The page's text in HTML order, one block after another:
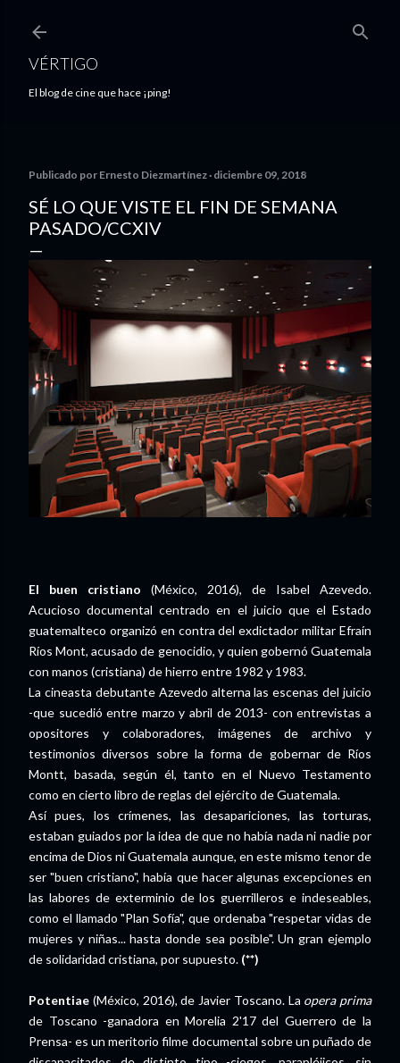
VÉRTIGO
El blog de cine que hace ¡ping!
Publicado por Ernesto Diezmartínez diciembre 09, 2018
SÉ LO QUE VISTE EL FIN DE SEMANA
PASADO/CCXIV
El buen cristiano (México, 2016), de Isabel Azevedo.
Acucioso documental centrado en el juicio que el Estado
guatemalteco organizó en contra del exdictador militar Efraín
Ríos Mont, acusado de genocidio, y quien gobernó Guatemala
con manos (cristiana) de hierro entre 1982 y 1983.
La cineasta debutante Azevedo alterna las escenas del juicio
-que sucedió entre marzo y abril de 2013- con entrevistas a
opositores y colaboradores, imágenes de archivo y
testimonios diversos sobre la forma de gobernar de Ríos
Montt, basada, según él, tanto en el Nuevo Testamento
como en cierto libro de reglas del ejército de Guatemala.
Así pues, los crímenes, las desapariciones, las torturas,
estaban guiados por la idea de que no había nada ni nadie por
encima de Dios ni Guatemala aunque, en este mismo tenor de
ser "buen cristiano", había que hacer algunas excepciones en
las labores de exterminio de los guerrilleros e indeseables,
como el llamado "Plan Sofía", que ordenaba "respetar vidas de
mujeres y niñas... hasta donde sea posible". Un gran ejemplo
de solidaridad cristiana, por supuesto. (**)
Potentiae (México, 2016), de Javier Toscano. La opera prima
de Toscano -ganadora en Morelia 2'17 del Guerrero de la
Prensa- es un meritorio filme documental sobre un puñado de